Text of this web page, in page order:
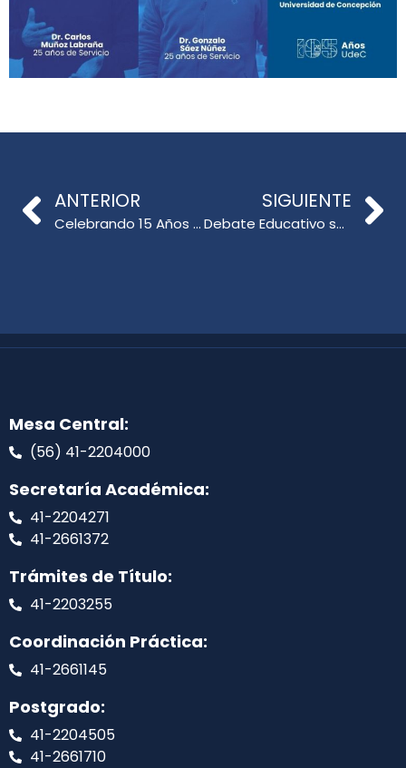
ANTERIOR
Celebrando 15 Años de Flor de Arte Hualpén en Tercera Exposición Escolar
SIGUIENTE
Debate Educativo sobre el Proyecto de Ley «Sala Cuna Universal»
Mesa Central:
(56) 41-2204000
Secretaría Académica:
41-2204271
41-2661372
Trámites de Título:
41-2203255
Coordinación Práctica:
41-2661145
Postgrado:
41-2204505
41-2661710